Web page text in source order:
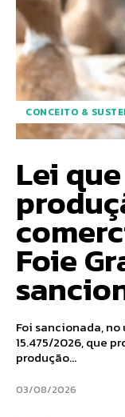
CONCEITO &
Lei
Foie
Foi sancionada, no
15.475/2026, que
produção...
03/08/2026